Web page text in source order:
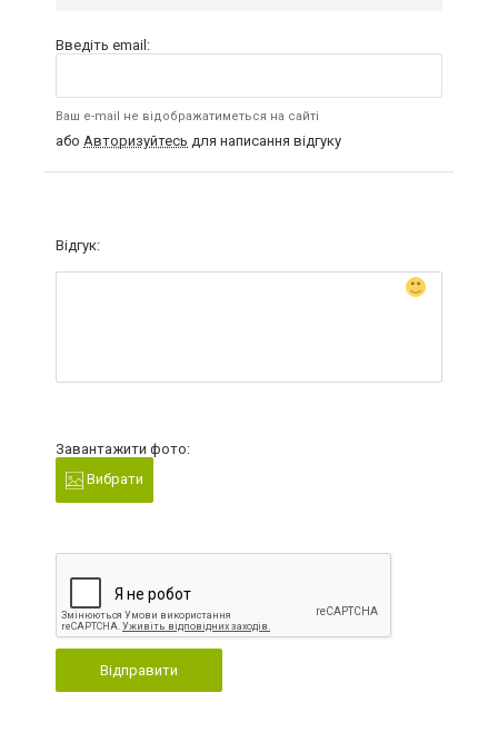
Введіть email:
Ваш e-mail не відображатиметься на сайті
або Авторизуйтесь для написання відгуку
Відгук:
Завантажити фото:
Вибрати
Відправити